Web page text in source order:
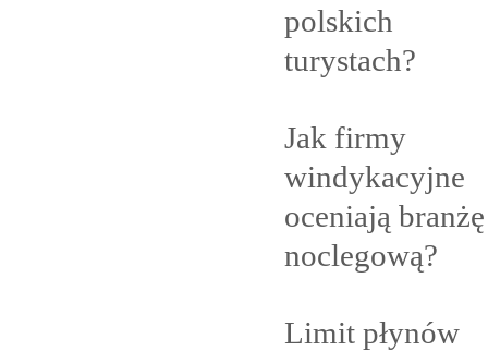
polskich
turystach?
Jak firmy
windykacyjne
oceniają branżę
noclegową?
Limit płynów